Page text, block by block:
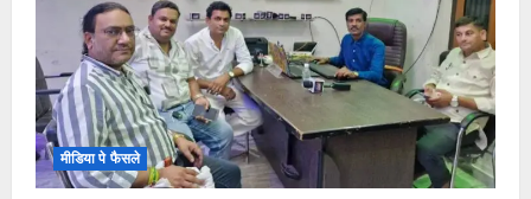
मीडिया पे फैसले